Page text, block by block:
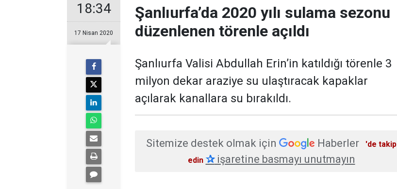
18:34
17 Nisan 2020
Şanlıurfa’da 2020 yılı sulama sezonu
düzenlenen törenle açıldı
Şanlıurfa Valisi Abdullah Erin’in katıldığı törenle 3
milyon dekar araziye su ulaştıracak kapaklar
açılarak kanallara su bırakıldı.
Sitemize destek olmak için Haberler
'de takip
edin ✰işaretine basmayı unutmayın